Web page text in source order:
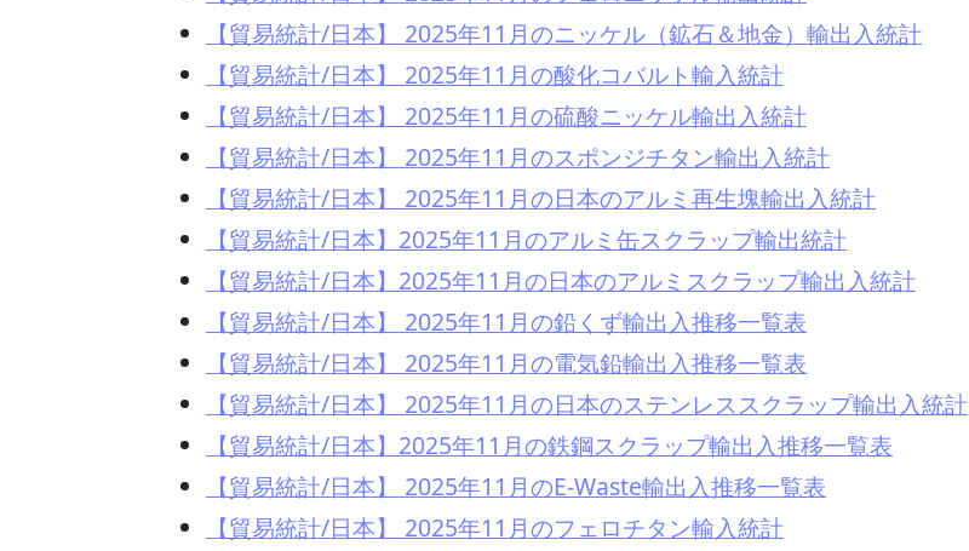
【貿易統計/日本】 2025年11月のニッケル（鉱石＆地金）輸出入統計
【貿易統計/日本】 2025年11月の酸化コバルト輸入統計
【貿易統計/日本】 2025年11月の硫酸ニッケル輸出入統計
【貿易統計/日本】 2025年11月のスポンジチタン輸出入統計
【貿易統計/日本】 2025年11月の日本のアルミ再生塊輸出入統計
【貿易統計/日本】2025年11月のアルミ缶スクラップ輸出統計
【貿易統計/日本】2025年11月の日本のアルミスクラップ輸出入統計
【貿易統計/日本】 2025年11月の鉛くず輸出入推移一覧表
【貿易統計/日本】 2025年11月の電気鉛輸出入推移一覧表
【貿易統計/日本】 2025年11月の日本のステンレススクラップ輸出入統計
【貿易統計/日本】2025年11月の鉄鋼スクラップ輸出入推移一覧表
【貿易統計/日本】 2025年11月のE-Waste輸出入推移一覧表
【貿易統計/日本】 2025年11月のフェロチタン輸入統計